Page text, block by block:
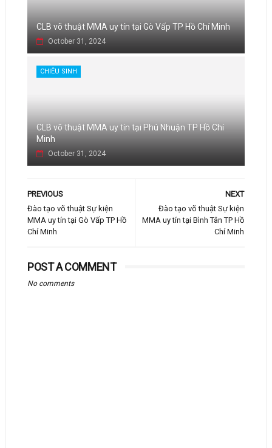
CLB võ thuật MMA uy tín tại Gò Vấp TP Hồ Chí Minh
October 31, 2024
CHIÊU SINH
CLB võ thuật MMA uy tín tại Phú Nhuận TP Hồ Chí
Minh
October 31, 2024
NEXT
Đào tạo võ thuật Sự kiện
MMA uy tín tại Bình Tân TP Hồ
Chí Minh
PREVIOUS
Đào tạo võ thuật Sự kiện
MMA uy tín tại Gò Vấp TP Hồ
Chí Minh
POST A COMMENT
No comments